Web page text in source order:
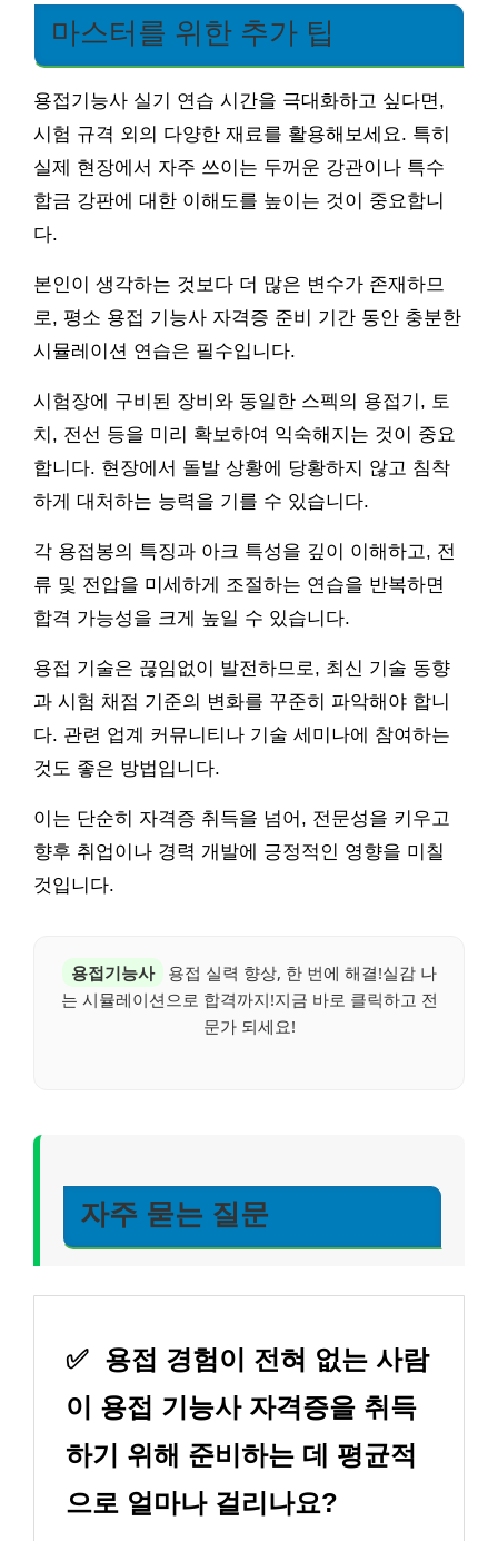
마스터를 위한 추가 팁
용접기능사 실기 연습 시간을 극대화하고 싶다면,
시험 규격 외의 다양한 재료를 활용해보세요. 특히
실제 현장에서 자주 쓰이는 두꺼운 강관이나 특수
합금 강판에 대한 이해도를 높이는 것이 중요합니
다.
본인이 생각하는 것보다 더 많은 변수가 존재하므
로, 평소 용접 기능사 자격증 준비 기간 동안 충분한
시뮬레이션 연습은 필수입니다.
시험장에 구비된 장비와 동일한 스펙의 용접기, 토
치, 전선 등을 미리 확보하여 익숙해지는 것이 중요
합니다. 현장에서 돌발 상황에 당황하지 않고 침착
하게 대처하는 능력을 기를 수 있습니다.
각 용접봉의 특징과 아크 특성을 깊이 이해하고, 전
류 및 전압을 미세하게 조절하는 연습을 반복하면
합격 가능성을 크게 높일 수 있습니다.
용접 기술은 끊임없이 발전하므로, 최신 기술 동향
과 시험 채점 기준의 변화를 꾸준히 파악해야 합니
다. 관련 업계 커뮤니티나 기술 세미나에 참여하는
것도 좋은 방법입니다.
이는 단순히 자격증 취득을 넘어, 전문성을 키우고
향후 취업이나 경력 개발에 긍정적인 영향을 미칠
것입니다.
용접기능사
용접 실력 향상, 한 번에 해결!실감 나
는 시뮬레이션으로 합격까지!지금 바로 클릭하고 전
문가 되세요!
자주 묻는 질문
✅ 용접 경험이 전혀 없는 사람
이 용접 기능사 자격증을 취득
하기 위해 준비하는 데 평균적
으로 얼마나 걸리나요?